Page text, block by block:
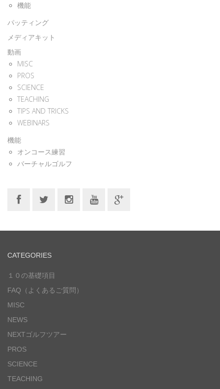
機能
パッティング
メディアキット
動画
MISC
PROS
SCIENCE
TEACHING
TIPS AND TRICKS
WEBINARS
機能
オンコース練習
バーチャルゴルフ
CATEGORIES
１０の基礎項目
FAQ（よくあるご質問）
MISC
NEWS
NEXTゴルフツアー
PROS
SCIENCE
TEACHING